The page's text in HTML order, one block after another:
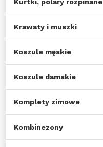
Krawaty i muszki
Koszule męskie
Koszule damskie
Komplety zimowe
Kombinezony